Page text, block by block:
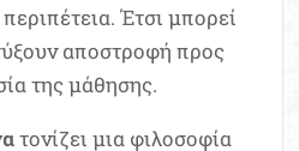
Έτσι μπορεί
αποστροφή προς
της μάθησης.
τονίζει μια φιλοσοφία